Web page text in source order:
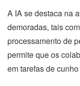
A IA se destaca na
demoradas, tais
processamento de
permite que os
em tarefas de